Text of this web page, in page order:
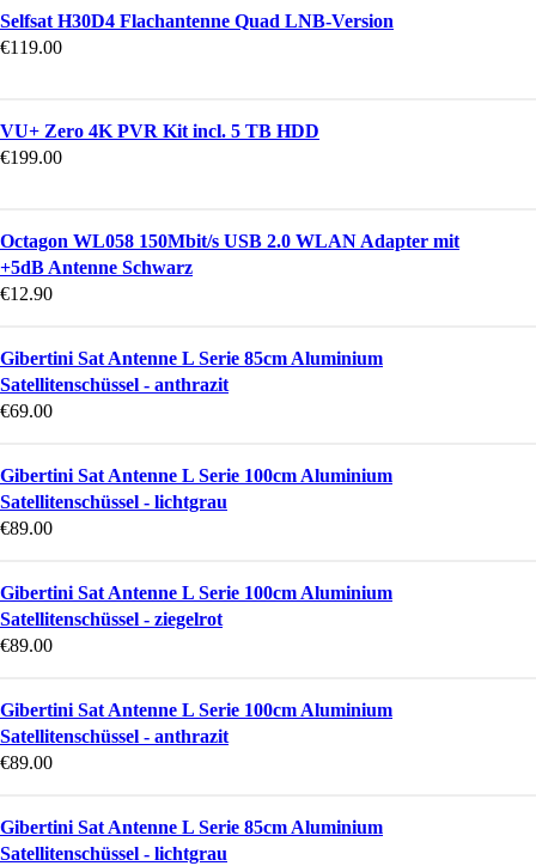
Selfsat H30D4 Flachantenne Quad LNB-Version
€119.00
VU+ Zero 4K PVR Kit incl. 5 TB HDD
€199.00
Octagon WL058 150Mbit/s USB 2.0 WLAN Adapter mit
+5dB Antenne Schwarz
€12.90
Gibertini Sat Antenne L Serie 85cm Aluminium
Satellitenschüssel - anthrazit
€69.00
Gibertini Sat Antenne L Serie 100cm Aluminium
Satellitenschüssel - lichtgrau
€89.00
Gibertini Sat Antenne L Serie 100cm Aluminium
Satellitenschüssel - ziegelrot
€89.00
Gibertini Sat Antenne L Serie 100cm Aluminium
Satellitenschüssel - anthrazit
€89.00
Gibertini Sat Antenne L Serie 85cm Aluminium
Satellitenschüssel - lichtgrau